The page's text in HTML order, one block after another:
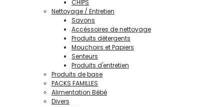
CHIPS
Nettoyage / Entretien
Savons
Accéssoires de nettoyage
Produits détergents
Mouchoirs et Papiers
Senteurs
Produits d'entretien
Produits de base
PACKS FAMILLES
Alimentation Bébé
Divers